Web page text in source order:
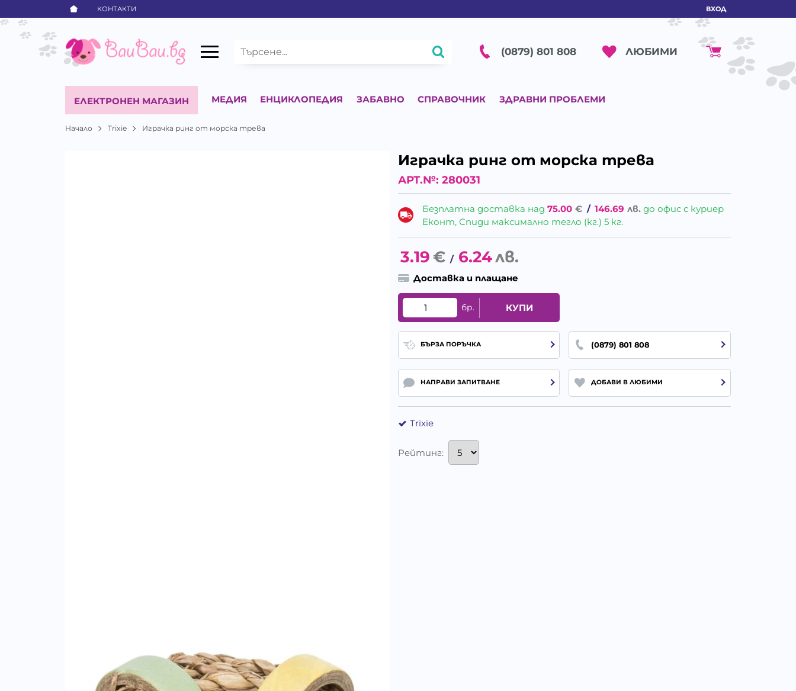
КОНТАКТИ ВХОД
(0879) 801 808 ЛЮБИМИ
ЕЛЕКТРОНЕН МАГАЗИН МЕДИЯ ЕНЦИКЛОПЕДИЯ ЗАБАВНО СПРАВОЧНИК ЗДРАВНИ ПРОБЛЕМИ
Начало Trixie Играчка ринг от морска трева
Играчка ринг от морска трева
АРТ.№: 280031
Безплатна доставка над75.00 € / 146.69 лв. до офис с куриер
Еконт, Спиди максимално тегло (кг.) 5 кг.
3.19€ / 6.24лв.
Доставка и плащане
бр. КУПИ
БЪРЗА ПОРЪЧКА (0879) 801 808
НАПРАВИ ЗАПИТВАНЕ ДОБАВИ В ЛЮБИМИ
Trixie
Рейтинг: